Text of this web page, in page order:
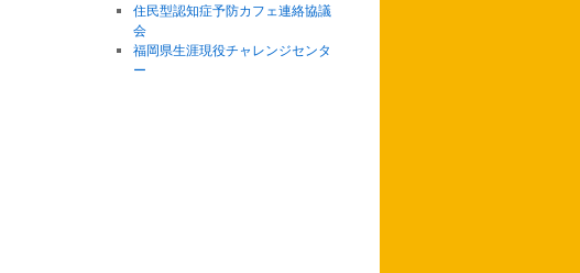
住民型認知症予防カフェ連絡協議
会
福岡県生涯現役チャレンジセンタ
ー